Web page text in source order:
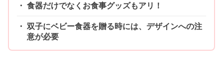
食器だけでなくお食事グッズもアリ！
双子にベビー食器を贈る時には、デザインへの注
意が必要